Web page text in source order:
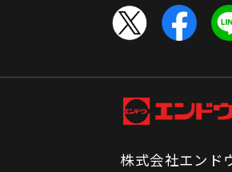
株式会社エンド